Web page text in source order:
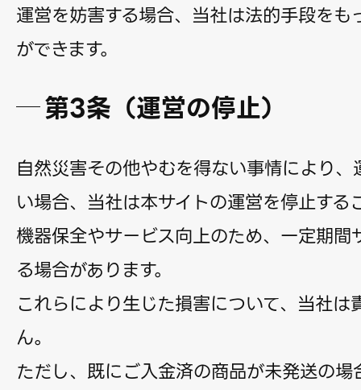
運営を妨害する場合、当社は法的手段をも
ができます。
第3条（運営の停止）
自然災害その他やむを得ない事情により
い場合、当社は本サイトの運営を停止する
機器保全やサービス向上のため、一定期間
る場合があります。
これらにより生じた損害について、当社は
ん。
ただし、既にご入金済の商品が未発送の